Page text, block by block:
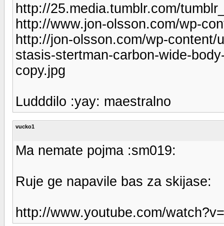
http://25.media.tumblr.com/
http://www.jon-olsson.com/wp-
http://jon-olsson.com/wp-
stasis-stertman-carbon-wide-
copy.jpg
Ludddilo :yay: maestralno
vucko1
Ma nemate pojma :sm019:
Ruje ge napavile bas za skijase:
http://www.youtube.com/